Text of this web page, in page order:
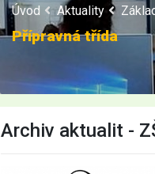
Úvod Aktuality
Přípravná třída
Archiv aktualit -